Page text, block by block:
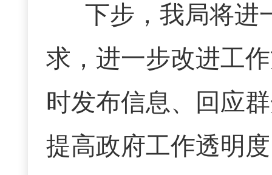
下步，我局将进
求，进一步改进工
时发布信息、回应
提高政府工作透明